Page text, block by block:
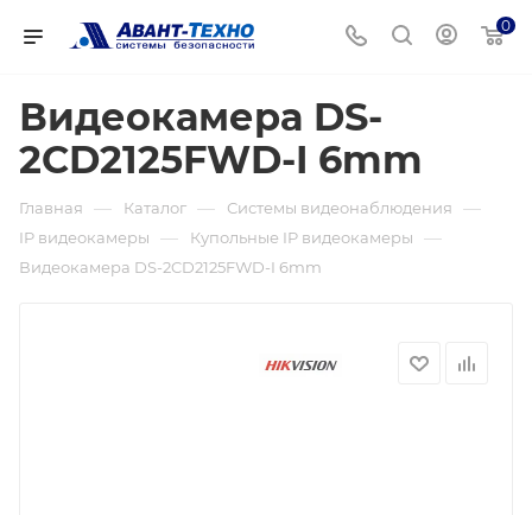
0
Видеокамера DS-
2CD2125FWD-I 6mm
Главная — Каталог — Системы видеонаблюдения —
IP видеокамеры — Купольные IP видеокамеры —
Видеокамера DS-2CD2125FWD-I 6mm